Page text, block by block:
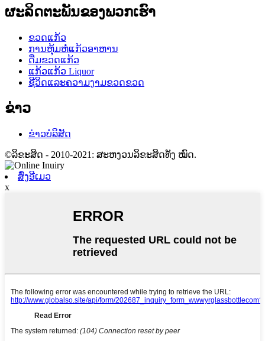
ຜະລິດຕະພັນຂອງພວກເຮົາ
ຂວດແກ້ວ
ການຫຸ້ມຫໍ່ແກ້ວອາຫານ
ດື່ມຂວດແກ້ວ
ແກ້ວແກ້ວ Liquor
ຊີວິດແລະຄວາມງາມຂວດຂວດ
ຂ່າວ
ຂ່າວບໍລິສັດ
©ລິຂະສິດ - 2010-2021: ສະຫງວນລິຂະສິດທັງ ໝົດ.
ສົ່ງອີເມວ
x